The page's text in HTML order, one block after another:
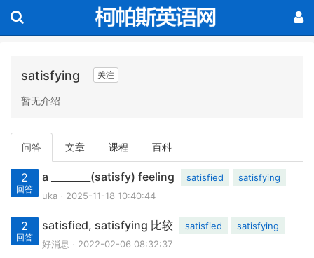
satisfying 关注
暂无介绍
问答 文章 课程 百科
2
回答
a ________(satisfy) feeling satisfied
satisfying
uka
2025-11-18 10:40:44
2
回答
satisfied, satisfying 比较 satisfied
satisfying
好消息
2022-02-06 08:32:37